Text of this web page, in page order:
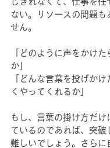
ない。リソースの問題も
せん。
「どのように声をかけ
か」
「どんな言葉を投げか
くやってくれるか」
もし、言葉の掛け方だけ
ているのであれば、突破
難しいでしょう。さらに